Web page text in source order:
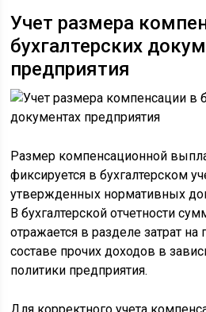
Учет размера
бухгалтерских
предприятия
Размер компенсационной
фиксируется в бухгалтерском
утвержденных нормативных
В бухгалтерской отчетности
отражается в разделе затрат
составе прочих доходов в
политики предприятия.